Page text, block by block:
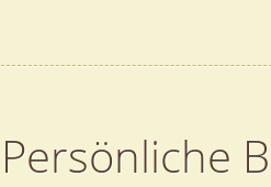
Persönliche